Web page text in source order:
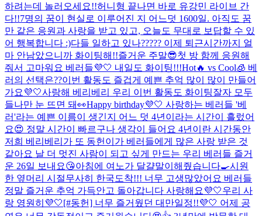
하려는데 놀러오세요!!허니형 끝나면 바로 유강민 라이브 간
다!!7명의 꿈이 현실로 이루어진 지 어느덧 1600일. 아직도 꿈
만 같은 응원과 사랑을 받고 있고, 오늘도 무대로 보답할 수 있
어 행복합니다 :)다들 일하고 있나????? 이제 퇴근시간까지 얼
마 안남았으니까 화이팅해!!즐거운 주말😎첫 방 함께 응원해
줘서 고마워요 베러들💜🤍 내일도 화이팅!!!Hot🔥 vs Cool🧊 베
러의 선택은??이번 활동도 즐겁게 예쁜 추억 많이 많이 만들어
가요💜🤍사랑해 베리베리 우리 이번 활동도 화이팅잘자 모두
들나만 눈 뜨면 돼👀Happy birthday💜🤍 사랑하는 베러들 '베
러'라는 예쁜 이름이 생긴지 어느 덧 4년이라는 시간이 흘렀어
요😍 정말 시간이 빠르구나 생각이 들어요 4년이란 시간동안
저희 베리베리가 또 동헌이가 베러들에게 많은 사랑 받은 것
같아요 날 더 멋진 사람이 되고 싶게 만드는 우리 베러들 즐거
운 26일 보내요😘아침에 여노가 달걀말이해줬습니다🍳시원
한 옆머리 시절무사히 한국도착!!! 너무 고생많았어요 베러들
정말 즐거운 추억 가득안고 돌아갑니다 사랑해요💜🤍우리 사
랑 영원히💜🤍[#동헌] 너무 즐거웠던 대만일정!!💜🤍 어제 공